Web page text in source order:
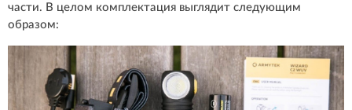
части. В целом комплектация выглядит следующим
образом: